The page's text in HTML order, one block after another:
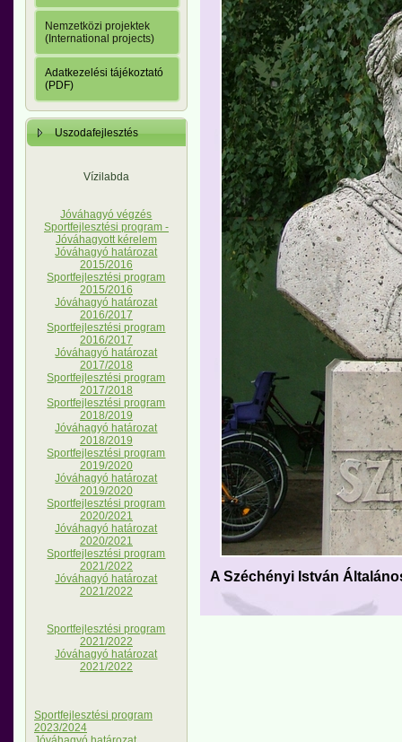
Nemzetközi projektek
(International projects)
Adatkezelési tájékoztató
(PDF)
Uszodafejlesztés
Vízilabda
Jóváhagyó végzés
Sportfejlesztési program -
Jóváhagyott kérelem
Jóváhagyó határozat
2015/2016
Sportfejlesztési program
2015/2016
Jóváhagyó határozat
2016/2017
Sportfejlesztési program
2016/2017
Jóváhagyó határozat
2017/2018
Sportfejlesztési program
2017/2018
Sportfejlesztési program
2018/2019
Jóváhagyó határozat
2018/2019
Sportfejlesztési program
2019/2020
Jóváhagyó határozat
2019/2020
Sportfejlesztési program
2020/2021
Jóváhagyó határozat
2020/2021
Sportfejlesztési program
2021/2022
Jóváhagyó határozat
2021/2022
Sportfejlesztési program
2021/2022
Jóváhagyó határozat
2021/2022
Sportfejlesztési program
2023/2024
A Széchényi István